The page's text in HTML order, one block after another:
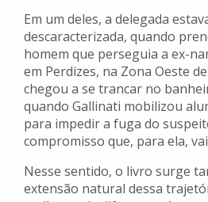
Em um deles, a delegada
descaracterizada, quando
homem que perseguia a ex-
em Perdizes, na Zona Oeste
chegou a se trancar no
quando Gallinati mobilizou
para impedir a fuga do
compromisso que, para ela,
Nesse sentido, o livro surge
extensão natural dessa